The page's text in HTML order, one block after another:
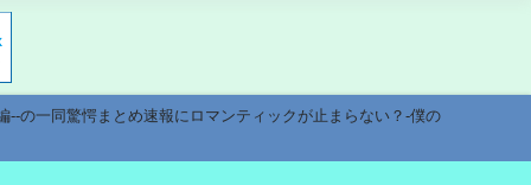
の一同驚愕まとめ速報にロマンティックが止まらない？-僕の